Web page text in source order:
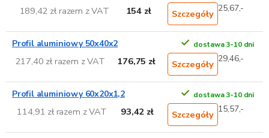
189,42 zł razem z VAT 154 zł Szczegóły 25,67,-
Profil aluminiowy 50x40x2 dostawa 3-10 dni
217,40 zł razem z VAT 176,75 zł Szczegóły 29,46,-
Profil aluminiowy 60x20x1,2 dostawa 3-10 dni
114,91 zł razem z VAT 93,42 zł Szczegóły 15,57,-